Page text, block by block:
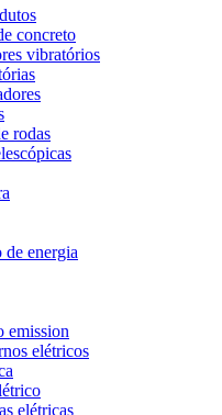
concreto
vibratórios
rodas
de energia
emission
elétricos
elétricas